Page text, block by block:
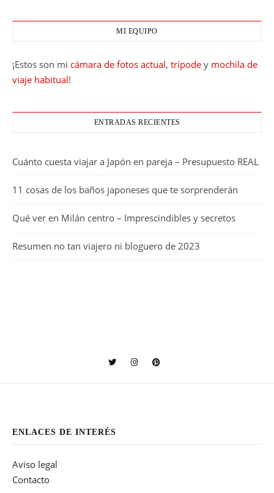
MI EQUIPO
¡Estos son mi cámara de fotos actual, trípode y mochila de
viaje habitual!
ENTRADAS RECIENTES
Cuánto cuesta viajar a Japón en pareja – Presupuesto REAL
11 cosas de los baños japoneses que te sorprenderán
Qué ver en Milán centro – Imprescindibles y secretos
Resumen no tan viajero ni bloguero de 2023
ENLACES DE INTERÉS
Aviso legal
Contacto